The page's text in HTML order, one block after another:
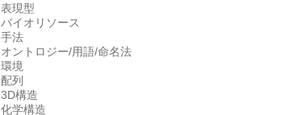
表現型
バイオリソース
手法
オントロジー/用語/命名法
環境
配列
3D構造
化学構造